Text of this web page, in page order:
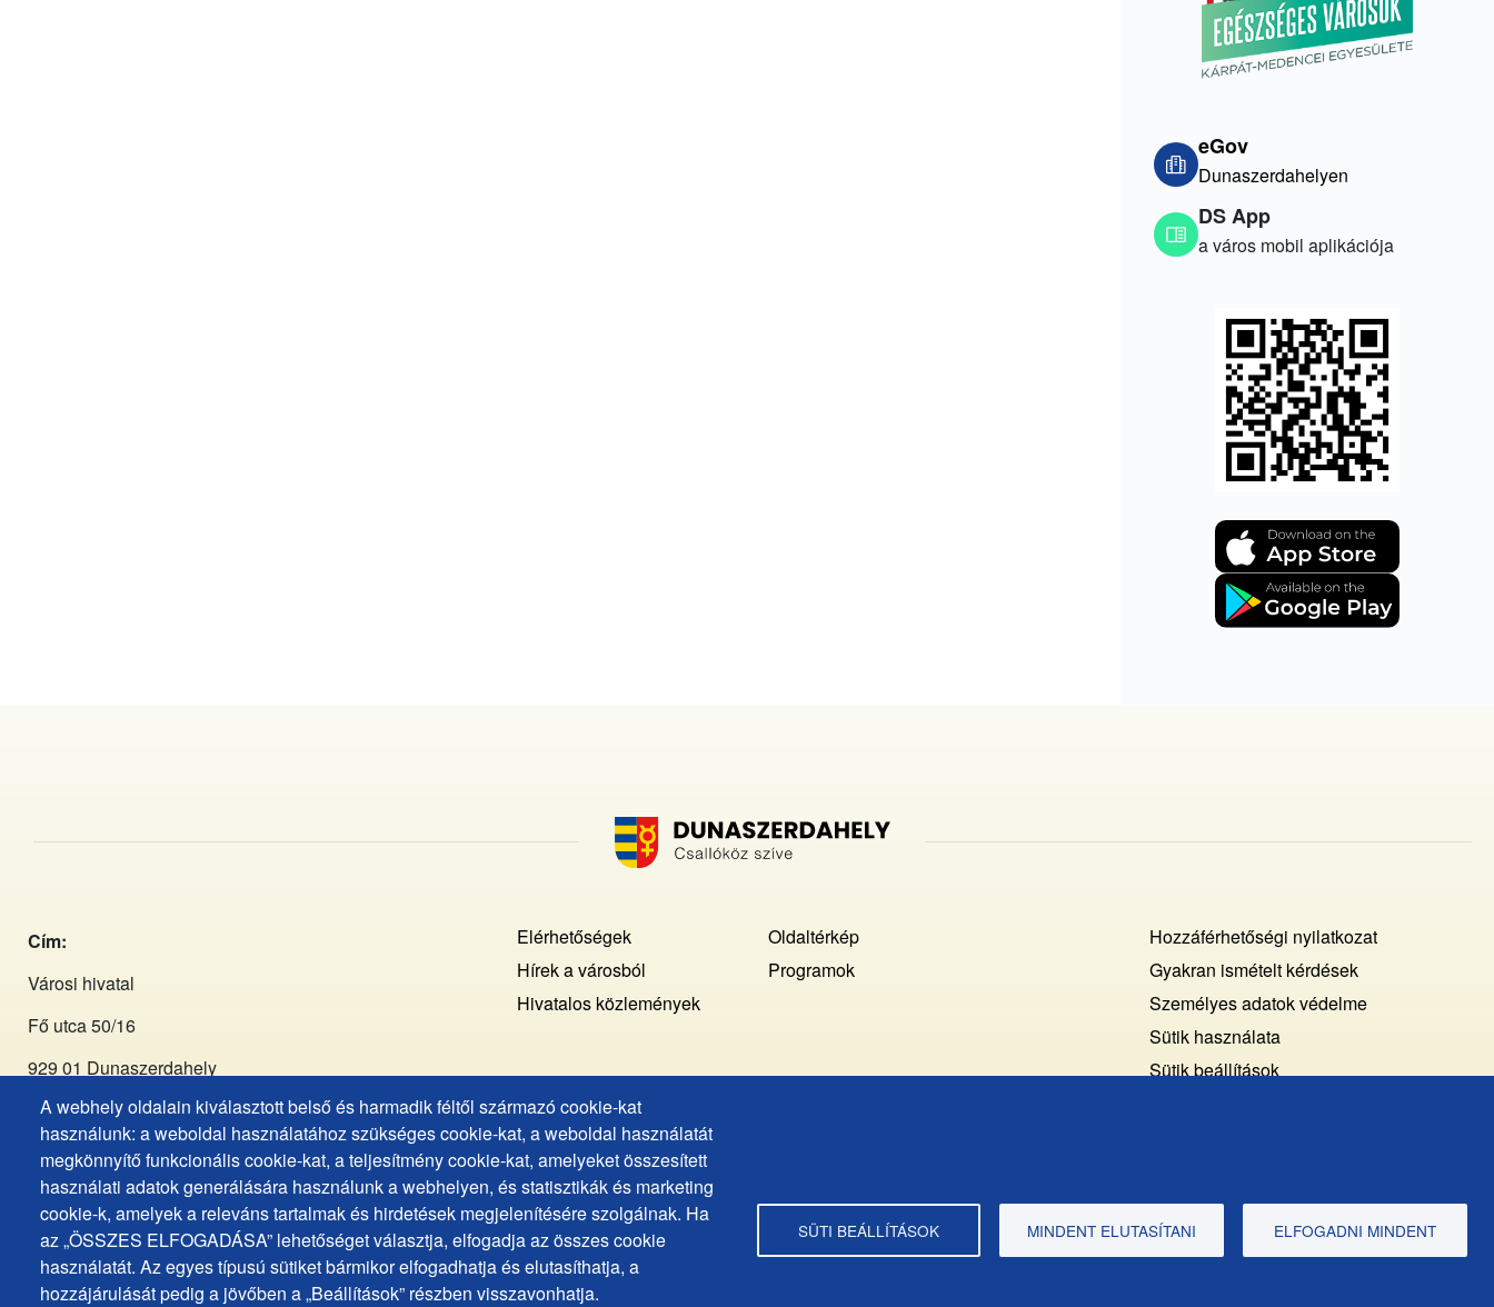
A webhely oldalain kiválasztott belső és harmadik féltől származó cookie-kat
használunk: a weboldal használatához szükséges cookie-kat, a weboldal használatát
megkönnyítő funkcionális cookie-kat, a teljesítmény cookie-kat, amelyeket összesített
használati adatok generálására használunk a webhelyen, és statisztikák és marketing
cookie-k, amelyek a releváns tartalmak és hirdetések megjelenítésére szolgálnak. Ha
az „ÖSSZES ELFOGADÁSA” lehetőséget választja, elfogadja az összes cookie
használatát. Az egyes típusú sütiket bármikor elfogadhatja és elutasíthatja, a
hozzájárulását pedig a jövőben a „Beállítások” részben visszavonhatja.
SÜTI BEÁLLÍTÁSOK MINDENT ELUTASÍTANI ELFOGADNI MINDENT
eGov
Dunaszerdahelyen
DS App
a város mobil aplikációja
Cím:
Városi hivatal
Fő utca 50/16
929 01 Dunaszerdahely
Tel:+421 (031) 590 3911
Email:primator@dunstreda.eu
Facebook:
https://www.facebook.com/Mesto.Dunajska.Streda.Dunaszerdahely.Varos
Footer
MENU
Elérhetőségek
Oldaltérkép
Hírek a városból
Programok
Hivatalos közlemények
Copyright © Dunaszerdahely város, 2025
web design:epix media
Footer
Cookies
+
ochrana
Hozzáférhetőségi nyilatkozat
Gyakran ismételt kérdések
Személyes adatok védelme
Sütik használata
Sütik beállítások